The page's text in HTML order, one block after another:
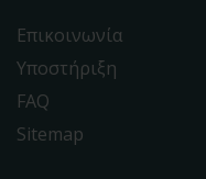
Επικοινωνία
Υποστήριξη
FAQ
Sitemap